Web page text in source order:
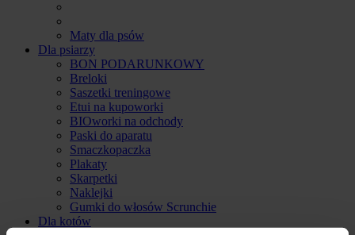
Maty dla psów
Dla psiarzy
BON PODARUNKOWY
Breloki
Saszetki treningowe
Etui na kupoworki
BIOworki na odchody
Paski do aparatu
Smaczkopaczka
Plakaty
Skarpetki
Naklejki
Gumki do włosów Scrunchie
Dla kotów